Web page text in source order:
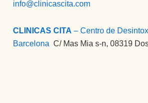
info@clinicascita.com
CLINICAS CITA – Centro de
Barcelona :C/ Mas Mia s-n, 08319